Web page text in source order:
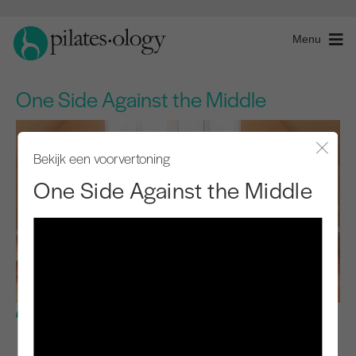
Menu
One Side Against the Middle
Bekijk een voorvertoning
One Side Against the Middle